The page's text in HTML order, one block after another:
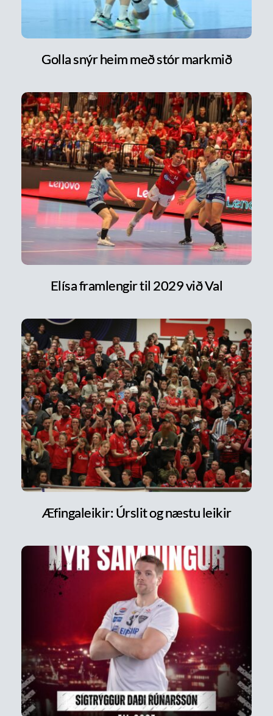
Golla snýr heim með stór markmið
Elísa framlengir til 2029 við Val
Æfingaleikir: Úrslit og næstu leikir